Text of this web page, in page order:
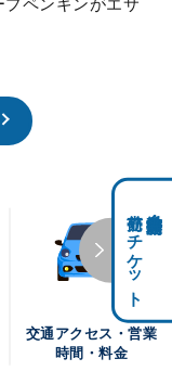
交通アクセス・営業
時間・料金
前売りチケット